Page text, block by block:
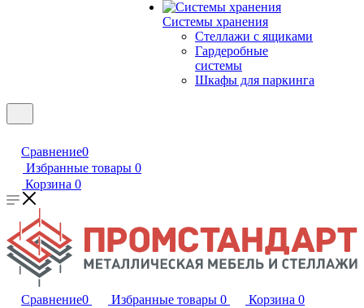
Системы хранения
Стеллажи с ящиками
Гардеробные
системы
Шкафы для паркинга
Сравнение0
Избранные товары 0
Корзина 0
Сравнение0 Избранные товары 0 Корзина 0